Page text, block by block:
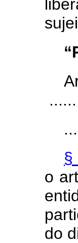
o
do